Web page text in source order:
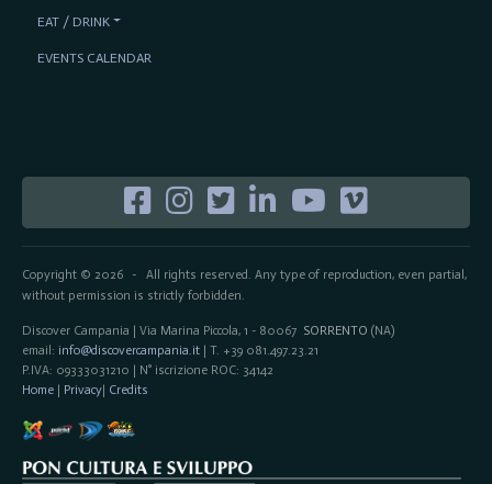
Copyright © 2026- All rights reserved. Any type of reproduction, even partial,
without permission is strictly forbidden.
Discover Campania | Via Marina Piccola, 1 - 80067 SORRENTO (NA)
email: info@discovercampania.it| T. +39 081.497.23.21
P.IVA: 09333031210 | N° iscrizione ROC: 34142
Home| Privacy| Credits
EAT / DRINK
EVENTS CALENDAR